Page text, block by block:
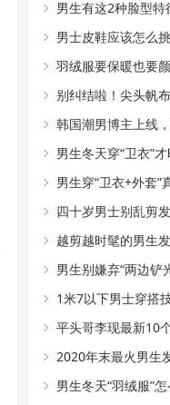
的T恤搭配，帅气又
男生有这2种脸型特
型，阳光又帅气
男士皮鞋应该怎么
羽绒服要保暖也要
别纠结啦！尖头帆
韩国潮男博主上线
男生冬天穿“卫衣”
配，轻松变身潮流
男生穿“卫衣+外套
搭配，塑造多样气
四十岁男士别乱剪
型，成熟帅气不显
越剪越时髦的男生
气，干净显精神
男生别嫌弃“两边铲
款造型，干净帅气
1米7以下男士穿搭
高”至少10公分
平头哥李现最新10
起
2020年末最火男生
气，狼尾头值得尝
男生冬天“羽绒服”